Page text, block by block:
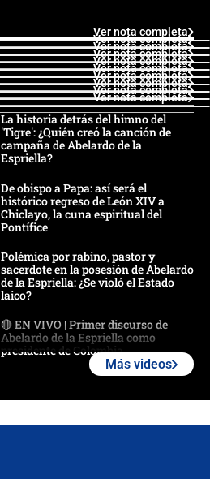
Ver nota completa
Ver nota completa
Ver nota completa
Ver nota completa
Ver nota completa
Ver nota completa
Ver nota completa
Ver nota completa
Ver nota completa
Ver nota completa
La historia detrás del himno del
'Tigre': ¿Quién creó la canción de
campaña de Abelardo de la
Espriella?
De obispo a Papa: así será el
histórico regreso de León XIV a
Chiclayo, la cuna espiritual del
Pontífice
Polémica por rabino, pastor y
sacerdote en la posesión de Abelardo
de la Espriella: ¿Se violó el Estado
laico?
🔴 EN VIVO | Primer discurso de
Abelardo de la Espriella como
presidente de Colombia
Más videos